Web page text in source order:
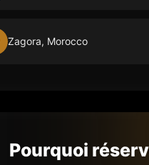
Zagora, Morocco
Pourquoi